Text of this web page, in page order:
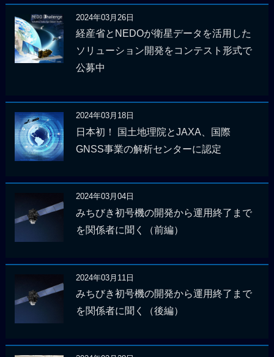
2024年03月26日
経産省とNEDOが衛星データを活用した
ソリューション開発をコンテスト形式で
公募中
2024年03月18日
日本初！ 国土地理院とJAXA、国際
GNSS事業の解析センターに認定
2024年03月04日
みちびき初号機の開発から運用終了まで
を関係者に聞く（前編）
2024年03月11日
みちびき初号機の開発から運用終了まで
を関係者に聞く（後編）